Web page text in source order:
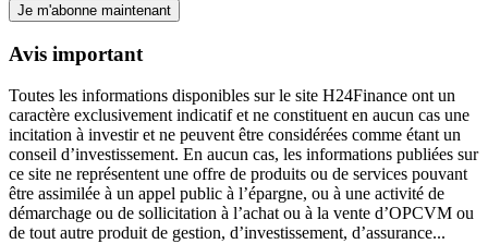
Je m'abonne maintenant
Avis important
Toutes les informations disponibles sur le site H24Finance ont un
caractère exclusivement indicatif et ne constituent en aucun cas une
incitation à investir et ne peuvent être considérées comme étant un
conseil d’investissement. En aucun cas, les informations publiées sur
ce site ne représentent une offre de produits ou de services pouvant
être assimilée à un appel public à l’épargne, ou à une activité de
démarchage ou de sollicitation à l’achat ou à la vente d’OPCVM ou
de tout autre produit de gestion, d’investissement, d’assurance...